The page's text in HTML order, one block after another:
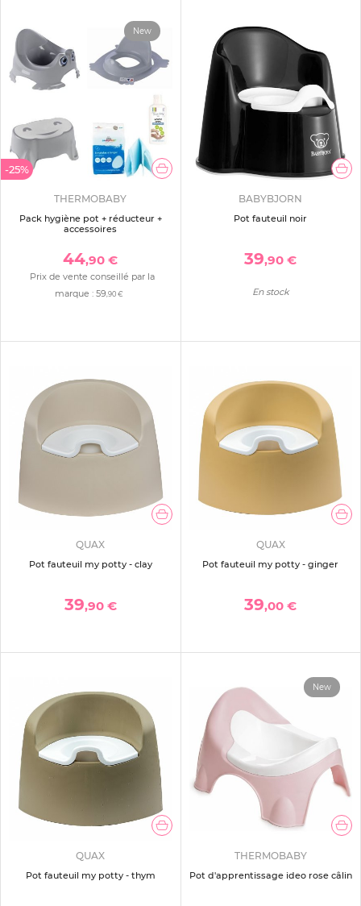
-25%
New
THERMOBABY
Pack hygiène pot + réducteur +
accessoires
44,90 €
Prix de vente conseillé par la
marque : 59,90 €
BABYBJORN
Pot fauteuil noir
39,90 €
En stock
QUAX
Pot fauteuil my potty - clay
39,90 €
QUAX
Pot fauteuil my potty - ginger
39,00 €
QUAX
Pot fauteuil my potty - thym
New
THERMOBABY
Pot d'apprentissage ideo rose câlin